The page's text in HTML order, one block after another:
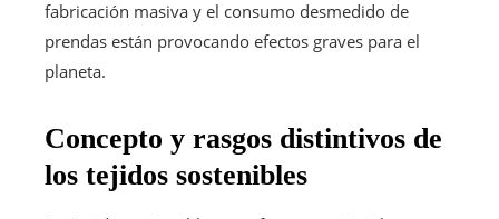
fabricación masiva y el consumo desmedido de
prendas están provocando efectos graves para el
planeta.
Concepto y rasgos distintivos de
los tejidos sostenibles